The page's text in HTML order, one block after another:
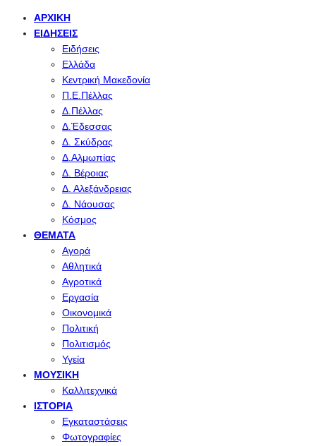
ΑΡΧΙΚΉ
ΕΙΔΉΣΕΙΣ
Ειδήσεις
Ελλάδα
Κεντρική Μακεδονία
Π.Ε.Πέλλας
Δ.Πέλλας
Δ.Έδεσσας
Δ. Σκύδρας
Δ.Αλμωπίας
Δ. Βέροιας
Δ. Αλεξάνδρειας
Δ. Νάουσας
Κόσμος
ΘΈΜΑΤΑ
Αγορά
Αθλητικά
Αγροτικά
Εργασία
Οικονομικά
Πολιτική
Πολιτισμός
Υγεία
ΜΟΥΣΙΚΉ
Καλλιτεχνικά
ΙΣΤΟΡΊΑ
Εγκαταστάσεις
Φωτογραφίες